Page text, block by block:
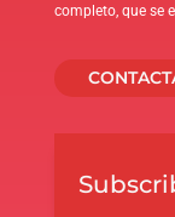
completo, que se